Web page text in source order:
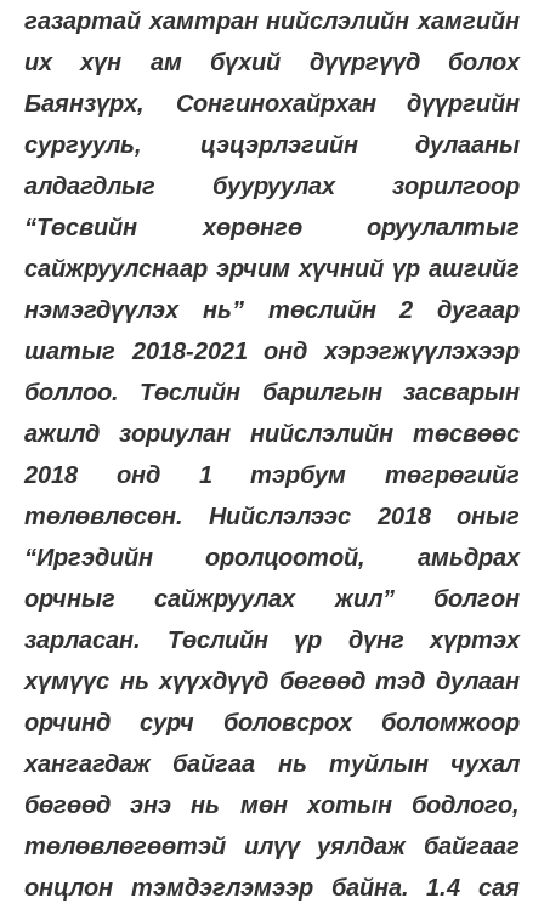
газартай хамтран нийслэлийн хамгийн
их хүн ам бүхий дүүргүүд болох
Баянзүрх, Сонгинохайрхан дүүргийн
сургууль, цэцэрлэгийн дулааны
алдагдлыг бууруулах зорилгоор
“Төсвийн хөрөнгө оруулалтыг
сайжруулснаар эрчим хүчний үр ашгийг
нэмэгдүүлэх нь” төслийн 2 дугаар
шатыг 2018-2021 онд хэрэгжүүлэхээр
боллоо. Төслийн барилгын засварын
ажилд зориулан нийслэлийн төсвөөс
2018 онд 1 тэрбум төгрөгийг
төлөвлөсөн. Нийслэлээс 2018 оныг
“Иргэдийн оролцоотой, амьдрах
орчныг сайжруулах жил” болгон
зарласан. Төслийн үр дүнг хүртэх
хүмүүс нь хүүхдүүд бөгөөд тэд дулаан
орчинд сурч боловсрох боломжоор
хангагдаж байгаа нь туйлын чухал
бөгөөд энэ нь мөн хотын бодлого,
төлөвлөгөөтэй илүү уялдаж байгааг
онцлон тэмдэглэмээр байна. 1.4 сая